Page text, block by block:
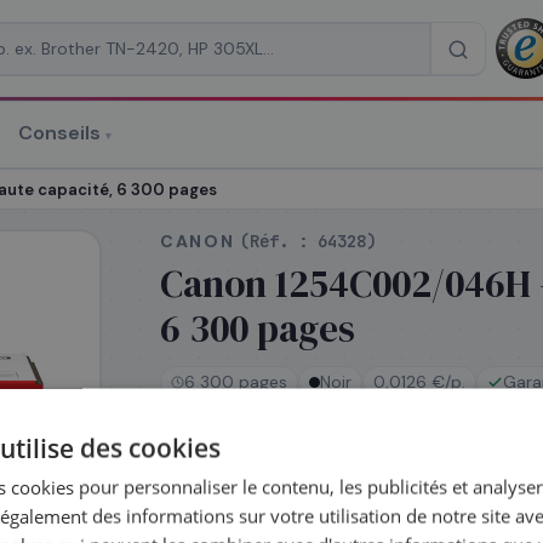
Conseils ▾
capacité, 6 300 pages
CANON (Réf. : 64328)
Canon 1254C002/
6 300 pages
6 300 pages Noir 0,0126 €/p.
Expédié le jour même — commandez
Coût par impression :0,0126€
des cookies
cookies pour personnaliser le contenu, les publicités et
des informations sur votre utilisation de notre site